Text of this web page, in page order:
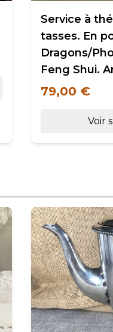
Service à
tasses. En
Dragons/
Feng Shui.
79,00 €
Voir